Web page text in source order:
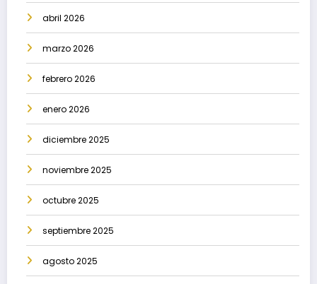
abril 2026
marzo 2026
febrero 2026
enero 2026
diciembre 2025
noviembre 2025
octubre 2025
septiembre 2025
agosto 2025